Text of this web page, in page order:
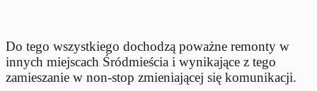
Do tego wszystkiego dochodzą poważne remonty w
innych miejscach Śródmieścia i wynikające z tego
zamieszanie w non-stop zmieniającej się komunikacji.